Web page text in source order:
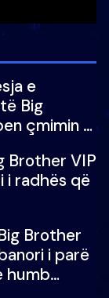
e
Big
çmimin e
Brother VIP
i radhës që
Brother
i parë
humb